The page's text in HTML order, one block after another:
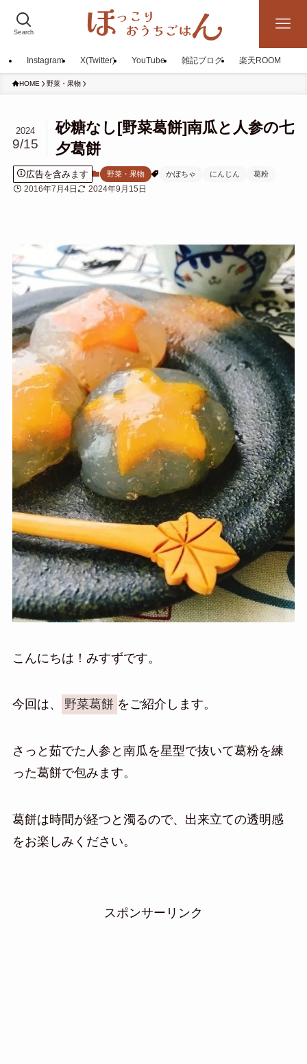
Search
Instagram X(Twitter) YouTube 雑記ブログ 楽天ROOM
HOME 野菜・果物
砂糖なし[野菜葛餅]南瓜と人参の七
夕葛餅
2024
9/15
広告を含みます 野菜・果物 かぼちゃ にんじん 葛粉
2016年7月4日 2024年9月15日
こんにちは！みすずです。
今回は、 野菜葛餅 をご紹介します。
さっと茹でた人参と南瓜を星型で抜いて葛粉を練
った葛餅で包みます。
葛餅は時間が経つと濁るので、出来立ての透明感
をお楽しみください。
スポンサーリンク